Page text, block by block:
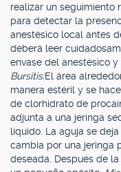
realizar un seguimiento
para detectar la
anestésico local antes
deberá leer
envase del anestésico
Bursitis:El área
manera estéril y se
de clorhidrato de
adjunta a una jeringa
líquido. La aguja se
cambia por una jeringa
deseada. Después de